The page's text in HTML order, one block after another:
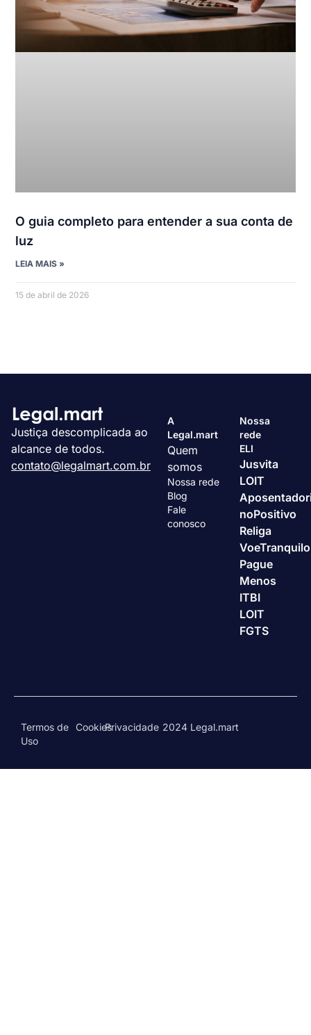
O guia completo para entender a sua conta de
luz
LEIA MAIS »
15 de abril de 2026
Justiça descomplicada ao
alcance de todos.
contato@legalmart.com.br
A
Legal.mart
Quem
somos
Nossa rede
Blog
Fale
conosco
Nossa
rede
ELI
Jusvita
LOIT
noPositivo
Religa
VoeTranquilo
Pague
Menos
ITBI
LOIT
FGTS
2024 Legal.mart
Termos de
Uso
CookiesPrivacidade